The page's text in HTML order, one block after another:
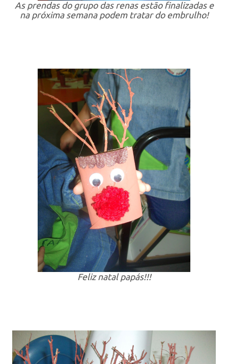
As prendas do grupo das renas estão finalizadas e
na próxima semana podem tratar do embrulho!
Feliz natal papás!!!